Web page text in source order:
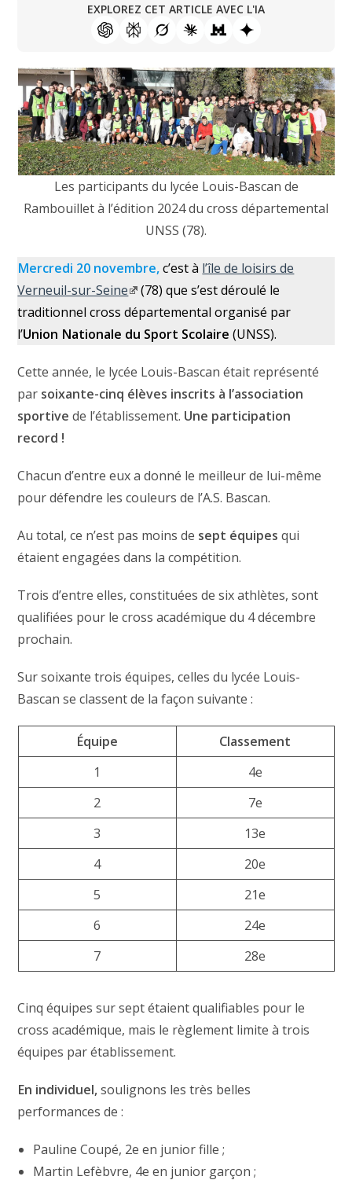
EXPLOREZ CET ARTICLE AVEC L'IA
Les participants du lycée Louis-Bascan de
Rambouillet à l’édition 2024 du cross départemental
UNSS (78).
Mercredi 20 novembre,c’est à l’île de loisirs de
Verneuil-sur-Seine
(78) que s’est déroulé le
traditionnel cross départemental organisé par
l’Union Nationale du Sport Scolaire (UNSS).
Cette année, le lycée Louis-Bascan était représenté
par soixante-cinq élèves inscrits à l’association
sportive de l’établissement. Une participation
record !
Chacun d’entre eux a donné le meilleur de lui-même
pour défendre les couleurs de l’A.S. Bascan.
Au total, ce n’est pas moins de sept équipes qui
étaient engagées dans la compétition.
Trois d’entre elles, constituées de six athlètes, sont
qualifiées pour le cross académique du 4 décembre
prochain.
Sur soixante trois équipes, celles du lycée Louis-
Bascan se classent de la façon suivante :
Équipe
Classement
1
4e
2
7e
3
13e
4
20e
5
21e
6
24e
7
28e
Cinq équipes sur sept étaient qualifiables pour le
cross académique, mais le règlement limite à trois
équipes par établissement.
En individuel,soulignons les très belles
performances de :
Pauline Coupé, 2e en junior fille ;
Martin Lefèbvre, 4e en junior garçon ;